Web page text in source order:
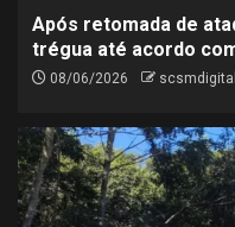
Após retomada de
trégua até acordo
08/06/2026 scsmdigital